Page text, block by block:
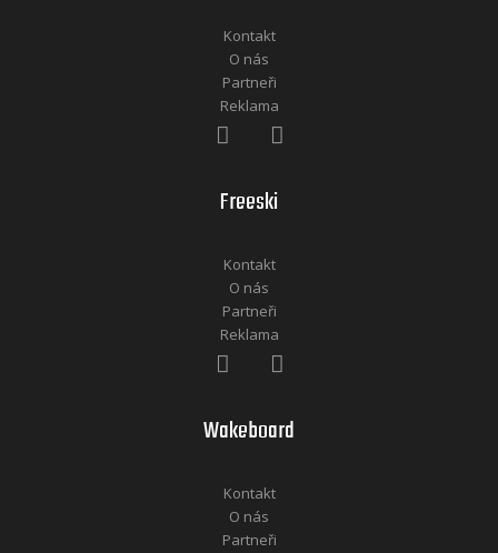
Kontakt
O nás
Partneři
Reklama
Freeski
Kontakt
O nás
Partneři
Reklama
Wakeboard
Kontakt
O nás
Partneři